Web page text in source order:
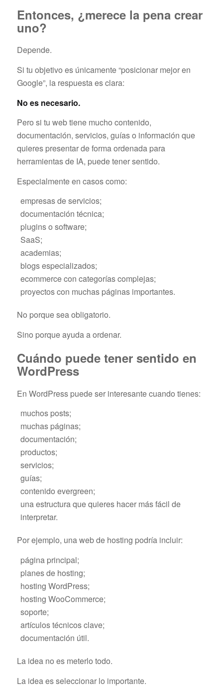
Entonces, ¿merece la pena crear
uno?
Depende.
Si tu objetivo es únicamente “posicionar mejor en
Google”, la respuesta es clara:
No es necesario.
Pero si tu web tiene mucho contenido,
documentación, servicios, guías o información que
quieres presentar de forma ordenada para
herramientas de IA, puede tener sentido.
Especialmente en casos como:
empresas de servicios;
documentación técnica;
plugins o software;
SaaS;
academias;
blogs especializados;
ecommerce con categorías complejas;
proyectos con muchas páginas importantes.
No porque sea obligatorio.
Sino porque ayuda a ordenar.
Cuándo puede tener sentido en
WordPress
En WordPress puede ser interesante cuando tienes:
muchos posts;
muchas páginas;
documentación;
productos;
servicios;
guías;
contenido evergreen;
una estructura que quieres hacer más fácil de
interpretar.
Por ejemplo, una web de hosting podría incluir:
página principal;
planes de hosting;
hosting WordPress;
hosting WooCommerce;
soporte;
artículos técnicos clave;
documentación útil.
La idea no es meterlo todo.
La idea es seleccionar lo importante.